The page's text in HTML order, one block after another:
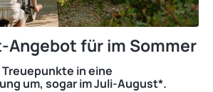
Angebot für im Sommer
in eine
um, sogar im Juli-August*.